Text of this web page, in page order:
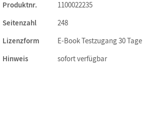
Produktnr.
1100022235
Seitenzahl
248
Lizenzform
E-Book Testzugang 30 Tage
Hinweis
sofort verfügbar